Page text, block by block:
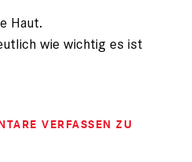
Haut.
wie wichtig es ist
VERFASSEN ZU